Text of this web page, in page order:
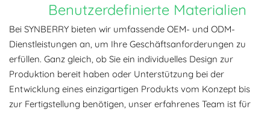
Benutzerdefinierte Materialien
Bei SYNBERRY bieten wir umfassende OEM- und ODM-
Dienstleistungen an, um Ihre Geschäftsanforderungen zu
erfüllen. Ganz gleich, ob Sie ein individuelles Design zur
Produktion bereit haben oder Unterstützung bei der
Entwicklung eines einzigartigen Produkts vom Konzept bis
zur Fertigstellung benötigen, unser erfahrenes Team ist für